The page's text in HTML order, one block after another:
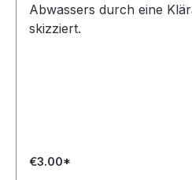
Abwassers durch eine
skizziert.
€3.00*